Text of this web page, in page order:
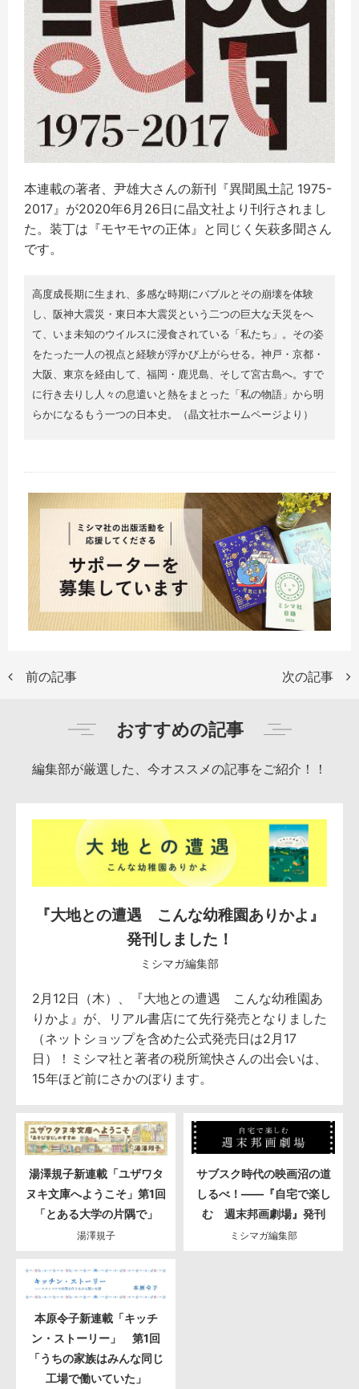
本連載の著者、尹雄大さんの新刊『異聞風土記 1975-
2017』が2020年6月26日に晶文社より刊行されまし
た。装丁は『モヤモヤの正体』と同じく矢萩多聞さん
です。
高度成長期に生まれ、多感な時期にバブルとその崩壊を体験
し、阪神大震災・東日本大震災という二つの巨大な天災をへ
て、いま未知のウイルスに浸食されている「私たち」。その姿
をたった一人の視点と経験が浮かび上がらせる。神戸・京都・
大阪、東京を経由して、福岡・鹿児島、そして宮古島へ。すで
に行き去りし人々の息遣いと熱をまとった「私の物語」から明
らかになるもう一つの日本史。（晶文社ホームページより）
前の記事 次の記事
おすすめの記事
編集部が厳選した、今オススメの記事をご紹介！！
『大地との遭遇 こんな幼稚園ありかよ』
発刊しました！
ミシマガ編集部
2月12日（木）、『大地との遭遇 こんな幼稚園あ
りかよ』が、リアル書店にて先行発売となりました
（ネットショップを含めた公式発売日は2月17
日）！ミシマ社と著者の税所篤快さんの出会いは、
15年ほど前にさかのぼります。
湯澤規子新連載「ユザワタ
ヌキ文庫へようこそ」第1回
「とある大学の片隅で」
湯澤規子
サブスク時代の映画沼の道
しるべ！――『自宅で楽し
む 週末邦画劇場』発刊
ミシマガ編集部
本原令子新連載「キッチ
ン・ストーリー」 第1回
「うちの家族はみんな同じ
工場で働いていた」